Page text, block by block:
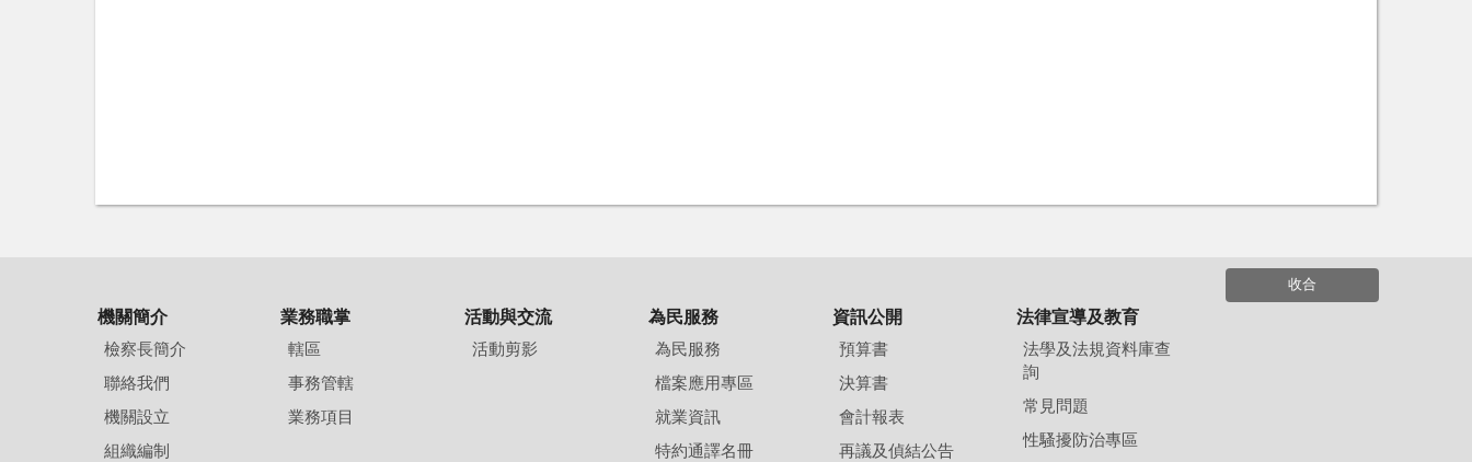
收合
機關簡介
檢察長簡介
聯絡我們
機關設立
組織編制
業務職掌
轄區
事務管轄
業務項目
活動與交流
活動剪影
為民服務
為民服務
檔案應用專區
就業資訊
特約通譯名冊
資訊公開
預算書
決算書
會計報表
再議及偵結公告
法律宣導及教育
法學及法規資料庫查
詢
常見問題
性騷擾防治專區